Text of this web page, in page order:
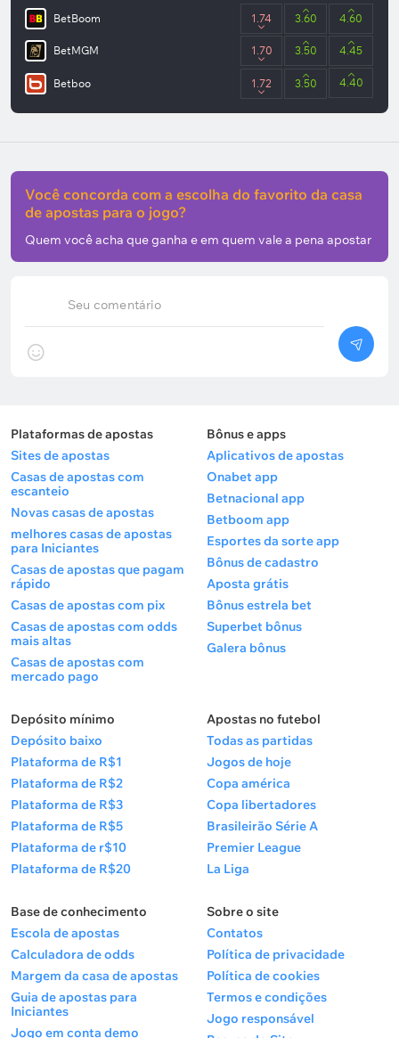
BetBoom 1.74 3.60 4.60
BetMGM 1.70 3.50 4.45
Betboo 1.72 3.50 4.40
Seu comentário
Você concorda com a escolha do favorito da casa
de apostas para o jogo?
Quem você acha que ganha e em quem vale a pena apostar
Plataformas de apostas
Sites de apostas
Casas de apostas com
escanteio
Novas casas de apostas
melhores casas de apostas
para Iniciantes
Casas de apostas que pagam
rápido
Casas de apostas com pix
Casas de apostas com odds
mais altas
Casas de apostas com
mercado pago
Bônus e apps
Aplicativos de apostas
Onabet app
Betnacional app
Betboom app
Esportes da sorte app
Bônus de cadastro
Aposta grátis
Bônus estrela bet
Superbet bônus
Galera bônus
Depósito mínimo
Depósito baixo
Plataforma de R$1
Plataforma de R$2
Plataforma de R$3
Plataforma de R$5
Plataforma de r$10
Plataforma de R$20
Apostas no futebol
Todas as partidas
Jogos de hoje
Copa américa
Copa libertadores
Brasileirão Série A
Premier League
La Liga
Base de conhecimento
Escola de apostas
Calculadora de odds
Margem da casa de apostas
Guia de apostas para
Iniciantes
Jogo em conta demo
Sobre o site
Contatos
Política de privacidade
Política de cookies
Termos e condições
Jogo responsável